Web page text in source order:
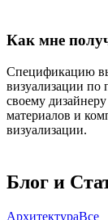
Как мне
Спецификацию вы
визуализации по
своему
материалов и
визуализации.
Блог и
АрхитектураВсе